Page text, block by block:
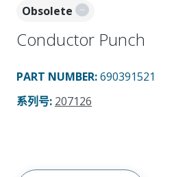
Obsolete
Conductor Punch
PART NUMBER:690391521
系列号: 207126